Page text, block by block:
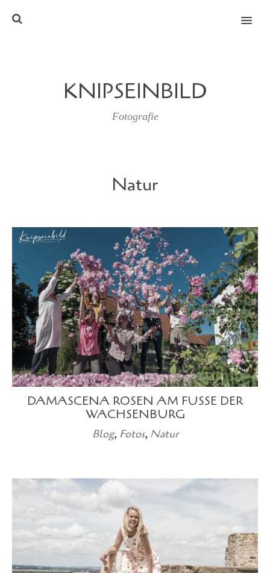
MENU
KNIPSEINBILD
Fotografie
Natur
DAMASCENA ROSEN AM FUSSE DER W
ACHSENBURG
Blog, Fotos, Natur